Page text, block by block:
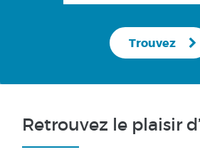
Trouvez
Retrouvez le plaisir